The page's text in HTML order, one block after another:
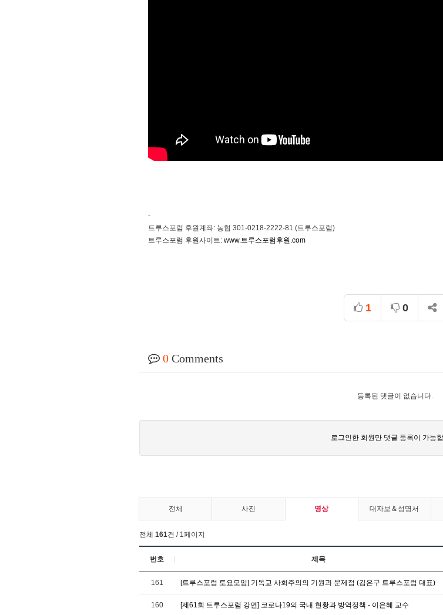
-
트루스포럼 후원계좌: 농협 301-0218-2222-81 (트루스포럼)
트루스포럼 후원사이트: www.트루스포럼후원.com
1 0
0 Comments
등록된 댓글이 없습니다.
로그인한 회원만 댓글 등록이 가능
전체 사진 영상 대자보＆성명서
전체 161건 / 1페이지
번호 제목
161 [트루스포럼 토요모임] 기독교 사회주의의 기원과 문제점 (김은구 트루스포럼 대표)
160 [제61회 트루스포럼 강연] 코로나19의 국내 현황과 방역정책 - 이은혜 교수